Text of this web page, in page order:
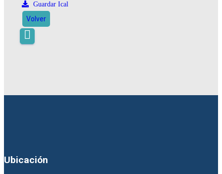
Guardar Ical
Volver
Ubicación